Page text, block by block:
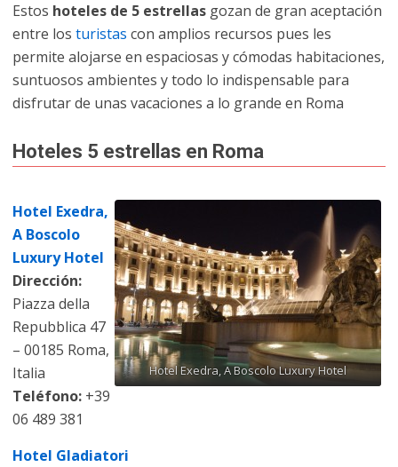
Estos hoteles de 5 estrellas gozan de gran aceptación
entre los turistas con amplios recursos pues les
permite alojarse en espaciosas y cómodas habitaciones,
suntuosos ambientes y todo lo indispensable para
disfrutar de unas vacaciones a lo grande en Roma
Hoteles 5 estrellas en Roma
Hotel Exedra, A Boscolo Luxury Hotel
Hotel Exedra,
A Boscolo
Luxury Hotel
Dirección:
Piazza della
Repubblica 47
– 00185 Roma,
Italia
Teléfono: +39
06 489 381
Hotel Gladiatori